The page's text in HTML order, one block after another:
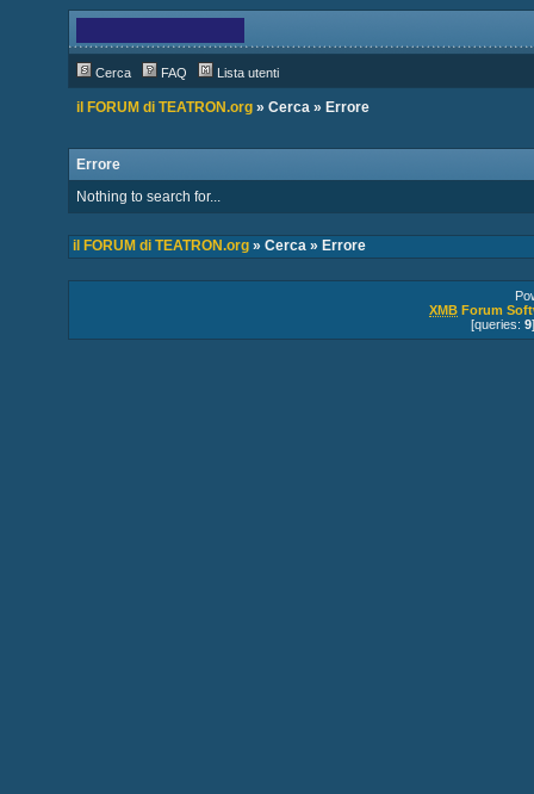
Cerca FAQ Lista utenti
il FORUM di TEATRON.org» Cerca » Errore
Errore
Nothing to search for...
il FORUM di TEATRON.org» Cerca » Errore
XMB Forum
[queries: 9